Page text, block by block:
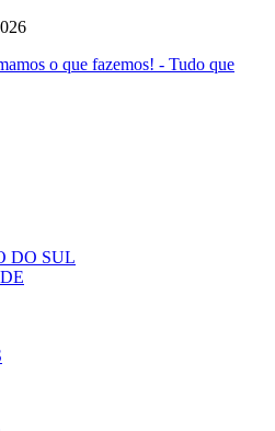
o que fazemos! - Tudo que
DO SUL